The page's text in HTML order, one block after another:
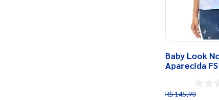
Baby Look
Aparecida
R$145,90